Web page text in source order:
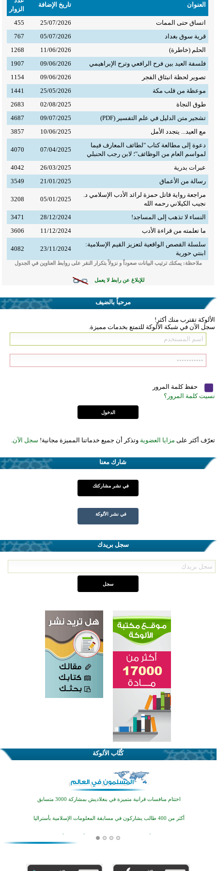
العنوان تاريخ الإضافة
الزوار
اتساق حتى الممات
25/07/2026
455
قرية سوق بغداد
05/07/2026
767
الحلم (خاطرة)
11/06/2026
1268
فلسفة العيد بين فرح الرافعي وترح الإبراهيمي
09/06/2026
1907
تصوير لحظة انبثاق الفجر
09/06/2026
1154
موعظة من قلب مكة
25/05/2026
1441
طوق النجاة
02/08/2025
2683
تشجير متن الدليل في علم التفسير (PDF)
09/07/2025
4687
مع العيد... يتجدد الأمل
10/06/2025
3857
دعوة إلى مطالعة كتاب "لطائف المعارف فيما
لمواسم العام من الوظائف"؛ لابن رجب الحنبلي
07/04/2025
4070
عبرات بدرية 26/03/2025
4042
رسالة من الأعماق
21/01/2025
3549
مراجعة رواية قاتل حمزة لرائد الأدب الإسلامي د.
نجيب الكيلاني رحمه الله
05/01/2025
3208
النساء لا تذهب إلى المساجد! 28/12/2024
3471
ما تعلمته من قراءة الأدب
11/12/2024
3606
سلسلة القصص الواقعية لتعزيز القيم الإسلامية:
ابنتي حورية
23/11/2024
4082
ملاحظة: يمكنك ترتيب البيانات صعوداً و نزولاً بتكرار النقر على روابط العناوين في الجدول
للإبلاغ عن رابط لا يعمل
مرحباً بالضيف
الألوكة تقترب منك أكثر!
سجل الآن في شبكة الألوكة للتمتع بخدمات مميزة.
حفظ كلمة المرور
نسيت كلمة المرور؟
تعرّف أكثر على مزايا العضوية وتذكر أن جميع خدماتنا المميزة مجانية! سجل الآن.
شارك معنا
في نشر مشاركتك
في نشر الألوكة
سجل بريدك
كُتَّاب الألوكة
اختتام الدورة التاسعة لمسابقة حفظ وتلاوة القرآن الكريم في أزناكاييف
تيسليتش تختتم برنامجا تعليميا لتعزيز القيم وبناء الشخصية للشباب المسلمين
اختتام منافسات قرآنية متميزة في بنغلاديش بمشاركة 3000 متسابق
أكثر من 400 طالب يشاركون في مسابقة المعلومات الإسلامية بأستراليا
افتتاح تاريخي لأول مسجد في بلييفليا بالجبل الأسود منذ أكثر من قرن